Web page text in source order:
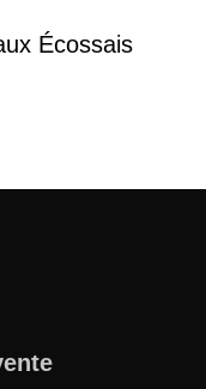
Écossais